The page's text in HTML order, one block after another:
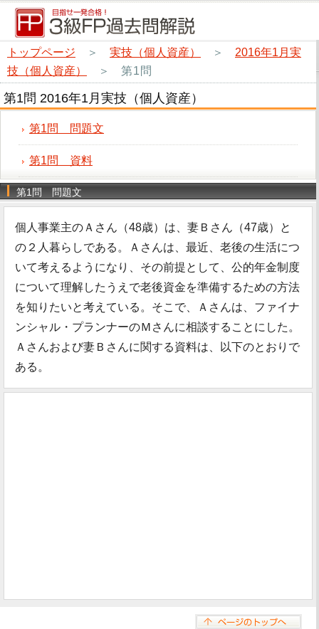
トップページ ＞ 実技（個人資産） ＞ 2016年1月実
技（個人資産）
＞ 第1問
第1問 2016年1月実技（個人資産）
第1問 問題文
第1問 資料
第1問 問題文
個人事業主のＡさん（48歳）は、妻Ｂさん（47歳）と
の２人暮らしである。Ａさんは、最近、老後の生活につ
いて考えるようになり、その前提として、公的年金制度
について理解したうえで老後資金を準備するための方法
を知りたいと考えている。そこで、Ａさんは、ファイナ
ンシャル・プランナーのＭさんに相談することにした。
Ａさんおよび妻Ｂさんに関する資料は、以下のとおりで
ある。